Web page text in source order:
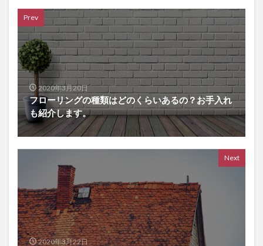
Prev
2020年3月20日
フローリングの種類はどのくらいあるの？お手入れ
も紹介します。
Next
2020年3月22日